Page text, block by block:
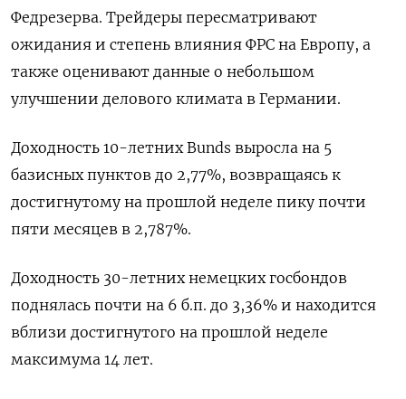
Федрезерва. Трейдеры пересматривают
ожидания и степень влияния ФРС на Европу, а
также оценивают данные о небольшом
улучшении делового климата в Германии.
Доходность 10-летних Bunds выросла на 5
базисных пунктов до 2,77%, возвращаясь к
достигнутому на прошлой неделе пику почти
пяти месяцев в 2,787%.
Доходность 30-летних немецких госбондов
поднялась почти на 6 б.п. до 3,36% и находится
вблизи достигнутого на прошлой неделе
максимума 14 лет.